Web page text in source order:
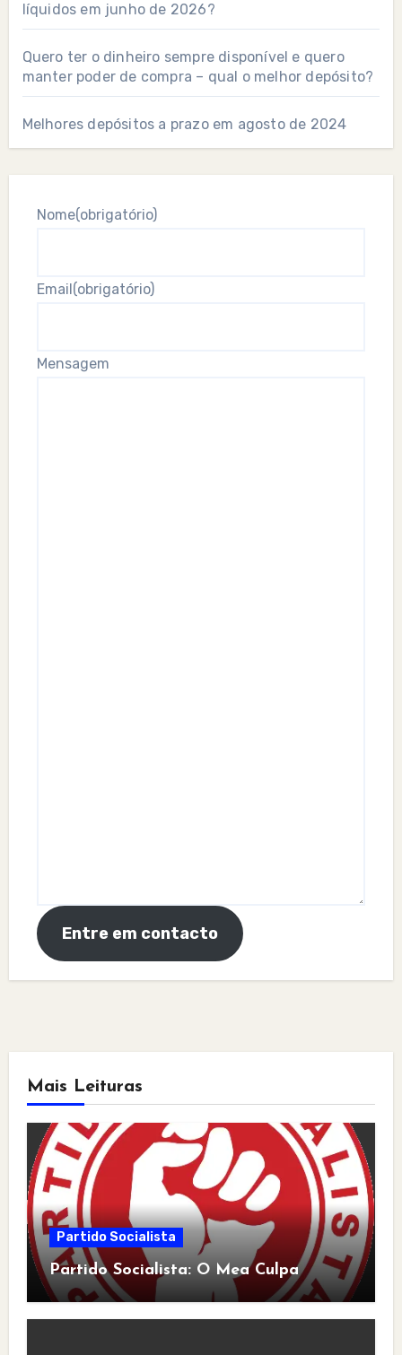
líquidos em junho de 2026?
Quero ter o dinheiro sempre disponível e quero
manter poder de compra – qual o melhor depósito?
Melhores depósitos a prazo em agosto de 2024
Nome(obrigatório)
Email (obrigatório)
Mensagem
Entre em contacto
Mais Leituras
Partido Socialista
Partido Socialista: O Mea Culpa